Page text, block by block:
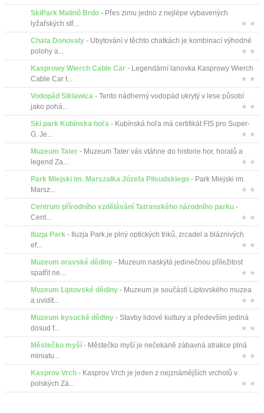
SkiPark Malinô Brdo - Přes zimu jedno z nejlépe vybavených
lyžařských stř...
★ ★
Chata Donovaly - Ubytování v těchto chatkách je kombinací výhodné
polohy a...
★ ★
Kasprowy Wierch Cable Car - Legendární lanovka Kasprowy Wierch
Cable Car t...
★ ★
Vodopád Siklawica - Tento nádherný vodopád ukrytý v lese působí
jako pohá...
★ ★
Ski park Kubínska hoľa - Kubínská hoľa má certifikát FIS pro Super-
G. Je...
★ ★
Muzeum Tater - Muzeum Tater vás vtáhne do historie hor, horalů a
legend Za...
★ ★
Park Miejski im. Marszałka Józefa Piłsudskiego - Park Miejski im.
Marsz...
★ ★
Centrum přírodního vzdělávání Tatranského národního parku -
Cent...
★ ★
Iluzja Park - Iluzja Park je plný optických triků, zrcadel a bláznivých
ef...
★ ★
Muzeum oravské dědiny - Muzeum naskýtá jedinečnou příležitost
spatřit ne...
★ ★
Muzeum Liptovské dědiny - Muzeum je součástí Liptovského muzea
a uvidít...
★ ★
Muzeum kysucké dědiny - Stavby lidové kultury a především jediná
dosud f...
★ ★
Městečko myší - Městečko myší je nečekaně zábavná atrakce plná
miniatu...
★ ★
Kasprov Vrch - Kasprov Vrch je jeden z nejznámějších vrcholů v
polských Zá...
★ ★